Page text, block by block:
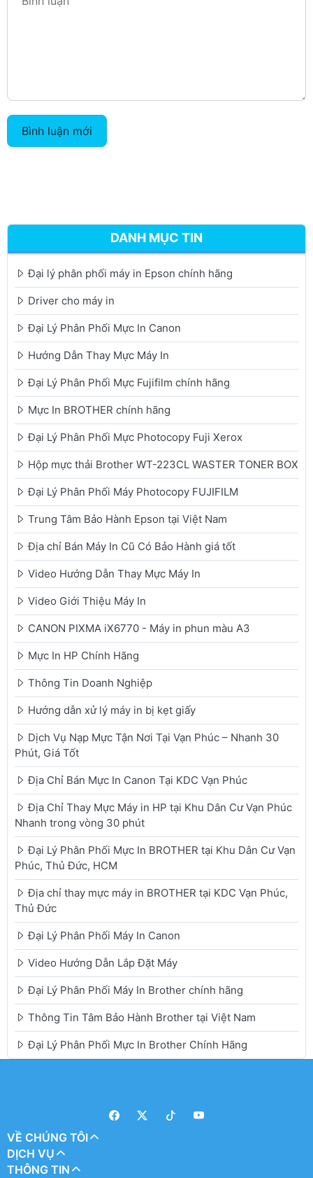
Bình luận mới
DANH MỤC TIN
Đại lý phân phối máy in Epson chính hãng
Driver cho máy in
Đại Lý Phân Phối Mực In Canon
Hướng Dẫn Thay Mực Máy In
Đại Lý Phân Phối Mực Fujifilm chính hãng
Mực In BROTHER chính hãng
Đại Lý Phân Phối Mực Photocopy Fuji Xerox
Hộp mực thải Brother WT-223CL WASTER TONER BOX
Đại Lý Phân Phối Máy Photocopy FUJIFILM
Trung Tâm Bảo Hành Epson tại Việt Nam
Địa chỉ Bán Máy In Cũ Có Bảo Hành giá tốt
Video Hướng Dẫn Thay Mực Máy In
Video Giới Thiệu Máy In
CANON PIXMA iX6770 - Máy in phun màu A3
Mực In HP Chính Hãng
Thông Tin Doanh Nghiệp
Hướng dẫn xử lý máy in bị kẹt giấy
Dịch Vụ Nạp Mực Tận Nơi Tại Vạn Phúc – Nhanh 30
Phút, Giá Tốt
Địa Chỉ Bán Mực In Canon Tại KDC Vạn Phúc
Địa Chỉ Thay Mực Máy in HP tại Khu Dân Cư Vạn Phúc
Nhanh trong vòng 30 phút
Đại Lý Phân Phối Mực In BROTHER tại Khu Dân Cư Vạn
Phúc, Thủ Đức, HCM
Địa chỉ thay mực máy in BROTHER tại KDC Vạn Phúc,
Thủ Đức
Đại Lý Phân Phối Máy In Canon
Video Hướng Dẫn Lắp Đặt Máy
Đại Lý Phân Phối Máy In Brother chính hãng
Thông Tin Tâm Bảo Hành Brother tại Việt Nam
Đại Lý Phân Phối Mực In Brother Chính Hãng
VỀ CHÚNG TÔI
DỊCH VỤ
THÔNG TIN